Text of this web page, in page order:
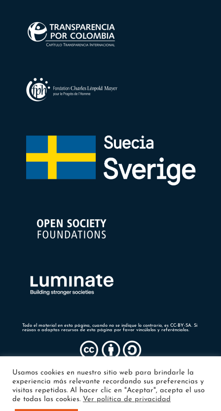
Todo el material en esta página, cuando no se indique lo contrario, es CC-BY-SA. Si
reúsas o adaptas recursos de esta página por favor vincúlalos y referéncialos.
Usamos cookies en nuestro sitio web para brindarle la
experiencia más relevante recordando sus preferencias y
visitas repetidas. Al hacer clic en "Aceptar", acepta el uso
de todas las cookies. Ver política de privacidad